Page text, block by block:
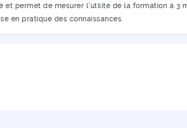
et permet de mesurer l’utilité de la formation à 3
en pratique des connaissances.